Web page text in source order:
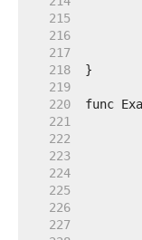
   215
   216
   217
   218
   219
   220
   221
   222
   223
   224
   225
   226
   227